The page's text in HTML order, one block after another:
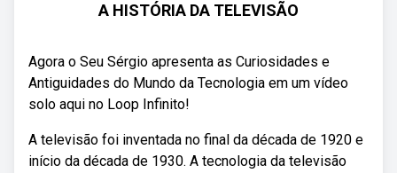
A HISTÓRIA DA TELEVISÃO
Agora o Seu Sérgio apresenta as Curiosidades e
Antiguidades do Mundo da Tecnologia em um vídeo
solo aqui no Loop Infinito!
A televisão foi inventada no final da década de 1920 e
início da década de 1930. A tecnologia da televisão